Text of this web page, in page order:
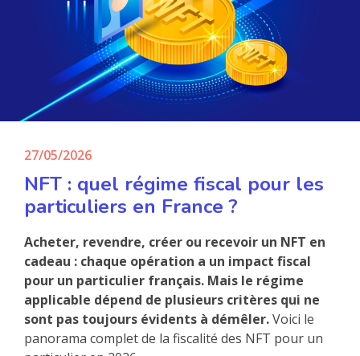
27/05/2026
NFT : quel régime fiscal pour les
particuliers en France ?
Acheter, revendre, créer ou recevoir un NFT en
cadeau : chaque opération a un impact fiscal
pour un particulier français. Mais le régime
applicable dépend de plusieurs critères qui ne
sont pas toujours évidents à démêler.Voici le
panorama complet de la fiscalité des NFT pour un